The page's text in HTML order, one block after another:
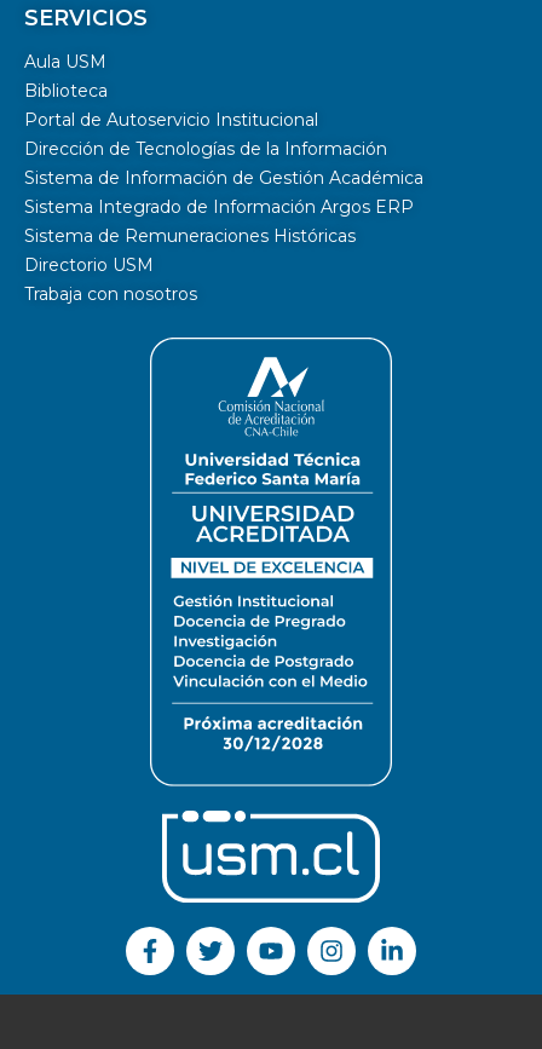
SERVICIOS
Aula USM
Biblioteca
Portal de Autoservicio Institucional
Dirección de Tecnologías de la Información
Sistema de Información de Gestión Académica
Sistema Integrado de Información Argos ERP
Sistema de Remuneraciones Históricas
Directorio USM
Trabaja con nosotros